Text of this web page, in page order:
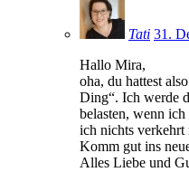
Tati 31.
Hallo Mira,
oha, du hattest
Ding“. Ich werde
belasten, wenn
ich nichts verkehrt
Komm gut ins
Alles Liebe und